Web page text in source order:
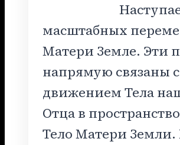
Наступает
масштабных
Матери Земле. Эти
напрямую связаны с
движением Тела
Отца в
Тело Матери Земли.